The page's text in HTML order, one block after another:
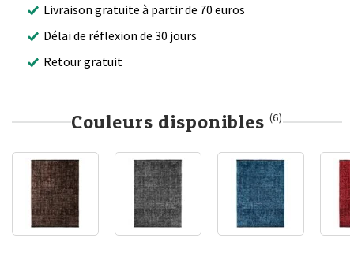
Livraison gratuite à partir de 70 euros
Délai de réflexion de 30 jours
Retour gratuit
Couleurs disponibles (6)